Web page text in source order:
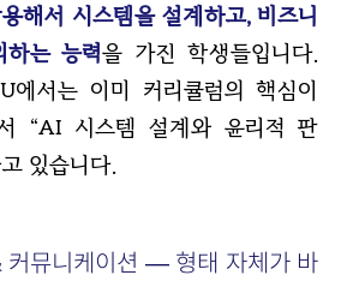
해서 시스템을 설계하고, 비즈니
하는 능력을 가진 학생들입니다.
에서는 이미 커리큘럼의 핵심이
“AI 시스템 설계와 윤리적 판
있습니다.
커뮤니케이션 — 형태 자체가 바